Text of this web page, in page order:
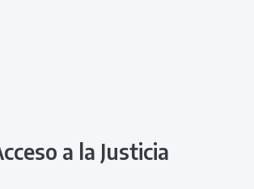
a la Justicia